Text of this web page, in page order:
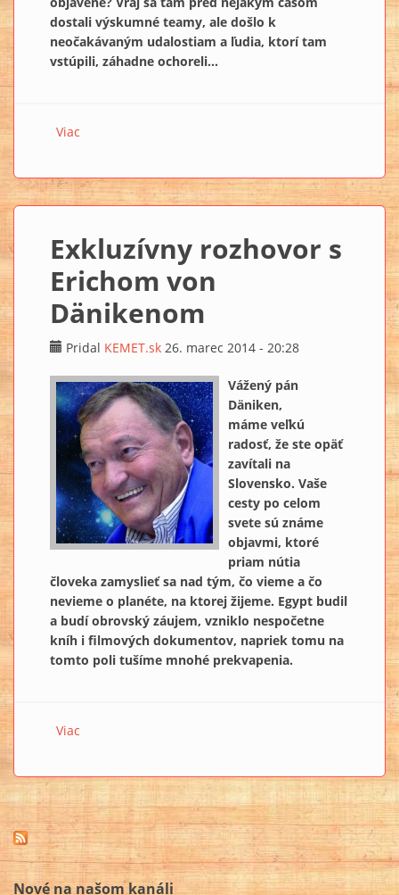
dostali výskumné teamy, ale došlo k
neočakávaným udalostiam a ľudia, ktorí tam
vstúpili, záhadne ochoreli...
Viac
Exkluzívny rozhovor s
Erichom von
Dänikenom
Pridal KEMET.sk 26. marec 2014 - 20:28
Vážený pán
Däniken,
máme veľkú
radosť, že ste opäť
zavítali na
Slovensko. Vaše
cesty po celom
svete sú známe
objavmi, ktoré
priam nútia
človeka zamyslieť sa nad tým, čo vieme a čo
nevieme o planéte, na ktorej žijeme. Egypt budil
a budí obrovský záujem, vzniklo nespočetne
kníh i filmových dokumentov, napriek tomu na
tomto poli tušíme mnohé prekvapenia.
Viac
Nové na našom kanáli